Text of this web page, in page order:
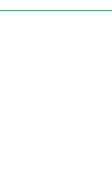
140 см
500 мм,